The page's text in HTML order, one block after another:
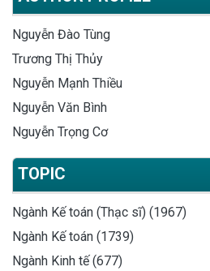
Nguyễn Đào Tùng
Trương Thị Thủy
Nguyễn Mạnh Thiều
Nguyễn Văn Bình
Nguyễn Trọng Cơ
TOPIC
Ngành Kế toán (Thạc sĩ) (1967)
Ngành Kế toán (1739)
Ngành Kinh tế (677)